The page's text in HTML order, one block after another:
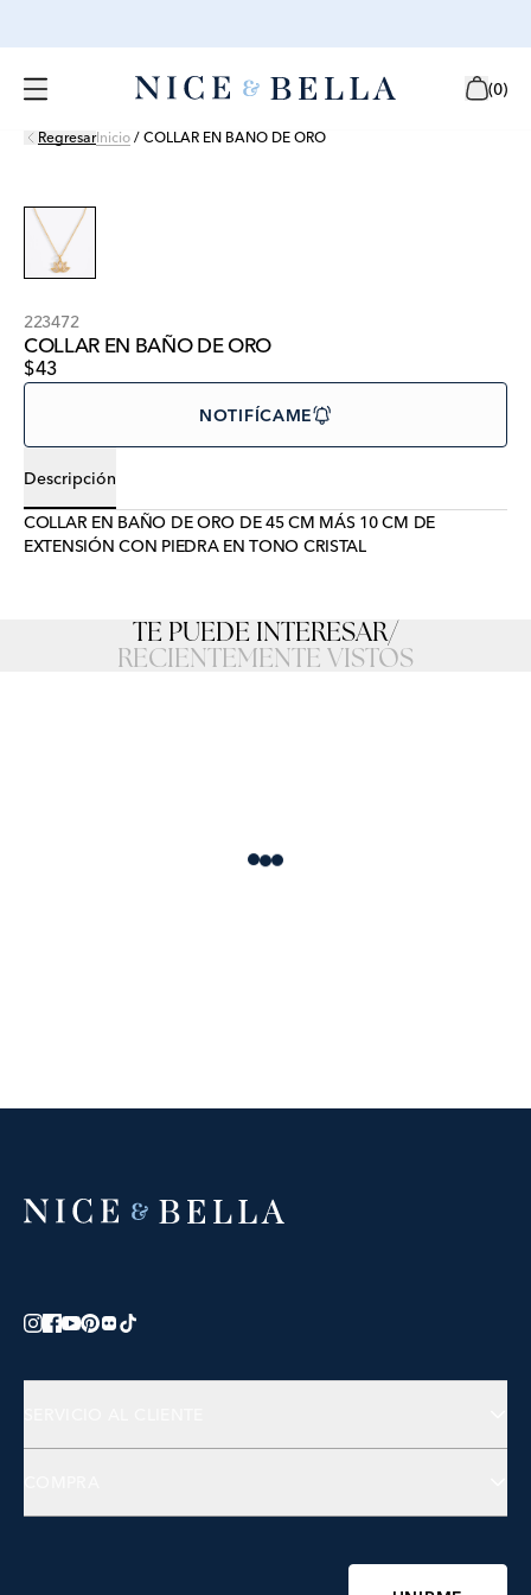
(0)
RegresarInicio / COLLAR EN BAÑO DE ORO
223472
COLLAR EN BAÑO DE ORO
$43
NOTIFÍCAME
Descripción
COLLAR EN BAÑO DE ORO DE 45 CM MÁS 10 CM DE
EXTENSIÓN CON PIEDRA EN TONO CRISTAL
TE PUEDE INTERESAR/
RECIENTEMENTE VISTOS
Loading